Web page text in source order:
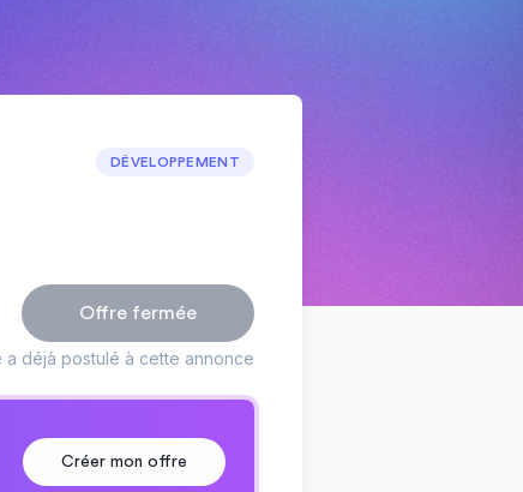
DÉVELOPPEMENT
Offre fermée
a déjà postulé à cette annonce
Créer mon offre